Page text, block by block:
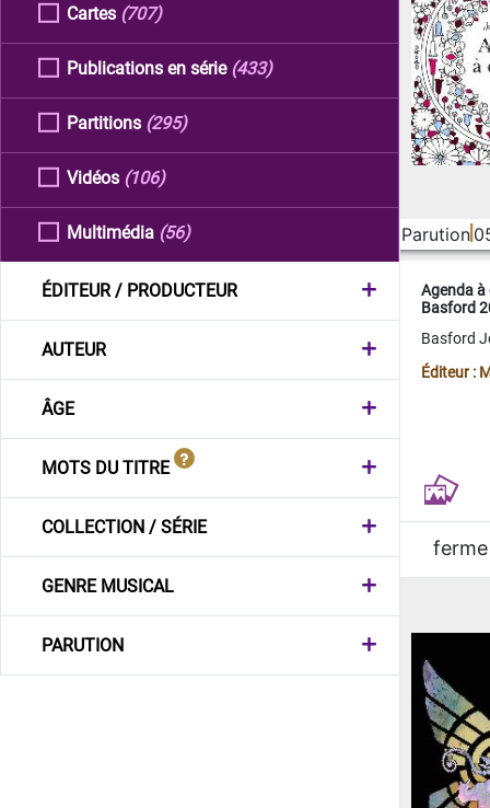
Cartes (707)
Publications en série (433)
Partitions (295)
Vidéos (106)
Multimédia (56)
ÉDITEUR / PRODUCTEUR
AUTEUR
ÂGE
MOTS DU TITRE
COLLECTION / SÉRIE
GENRE MUSICAL
PARUTION
Parution
Agenda
Basford
Basford
Éditeur :
ferme